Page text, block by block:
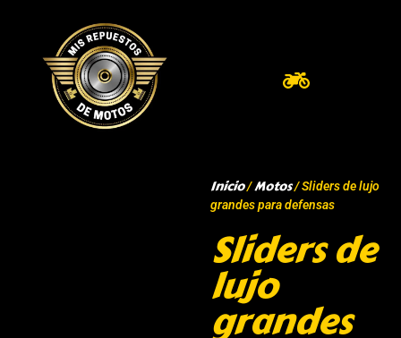
Inicio/Motos/ Sliders de lujo
grandes para defensas
Sliders de
lujo
grandes